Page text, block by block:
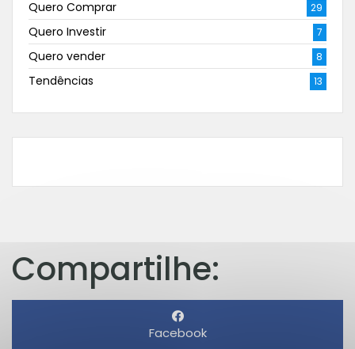
Quero Comprar 29
Quero Investir 7
Quero vender 8
Tendências 13
Compartilhe:
Facebook